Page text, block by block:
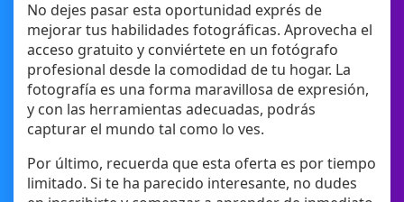
No dejes pasar esta oportunidad exprés de
mejorar tus habilidades fotográficas. Aprovecha el
acceso gratuito y conviértete en un fotógrafo
profesional desde la comodidad de tu hogar. La
fotografía es una forma maravillosa de expresión,
y con las herramientas adecuadas, podrás
capturar el mundo tal como lo ves.
Por último, recuerda que esta oferta es por tiempo
limitado. Si te ha parecido interesante, no dudes